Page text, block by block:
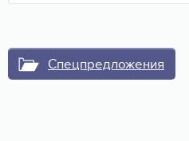
Спецпредложения